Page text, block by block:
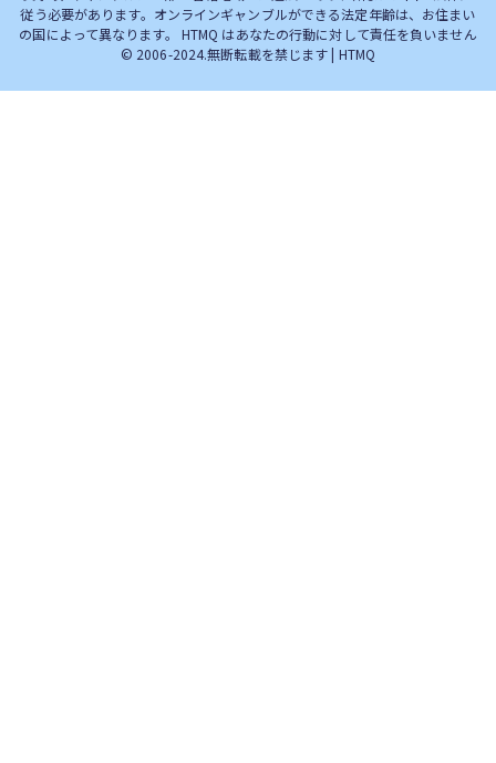
従う必要があります。オンラインギャンブルができる法定年齢は、お住まい
の国によって異なります。 HTMQ はあなたの行動に対して責任を負いません
© 2006-2024.無断転載を禁じます | HTMQ